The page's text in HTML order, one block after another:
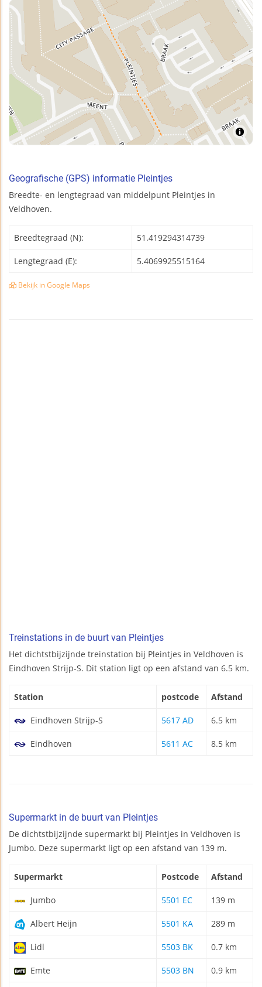
Geografische (GPS) informatie Pleintjes
Breedte- en lengtegraad van middelpunt Pleintjes in
Veldhoven.
Breedtegraad (N): 51.419294314739
Lengtegraad (E): 5.4069925515164
Bekijk in Google Maps
Treinstations in de buurt van Pleintjes
Het dichtstbijzijnde treinstation bij Pleintjes in Veldhoven is
Eindhoven Strijp-S. Dit station ligt op een afstand van 6.5 km.
Station postcode Afstand
Eindhoven Strijp-S 5617 AD 6.5 km
Eindhoven 5611 AC 8.5 km
Supermarkt in de buurt van Pleintjes
De dichtstbijzijnde supermarkt bij Pleintjes in Veldhoven is
Jumbo. Deze supermarkt ligt op een afstand van 139 m.
Supermarkt Postcode Afstand
Jumbo 5501 EC 139 m
Albert Heijn 5501 KA 289 m
Lidl 5503 BK 0.7 km
Emte 5503 BN 0.9 km